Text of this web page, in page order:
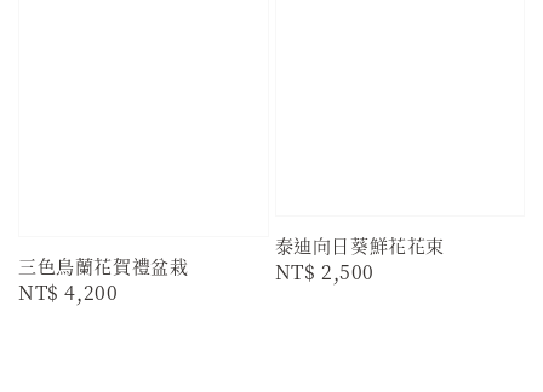
三色鳥蘭花賀禮盆栽
Regular
NT$ 4,200
泰迪向日葵鮮花花束
Regular
NT$ 2,500